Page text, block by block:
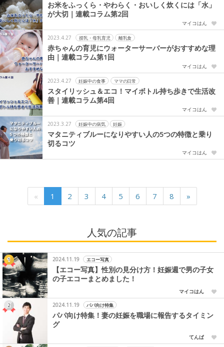
お米をふっくら・やわらく・おいしく炊くには「水」
が大切｜連載コラム第2回
マイコはん
2023.4.27 授乳・母乳育児 離乳食
赤ちゃんの育児にウォーターサーバーがおすすめな理
由｜連載コラム第1回
マイコはん
2023.4.27 妊娠中の食事 ママの日常
スタイリッシュ＆エコ！マイボトル持ち歩きで生活改
善｜連載コラム第4回
マイコはん
2023.3.27 妊娠中の病気 妊娠
マタニティブルーになりやすい人の5つの特徴と乗り
切るコツ
マイコはん
« 1 2 3 4 5 6 7 8 »
人気の記事
2024.11.19 エコー写真
【エコー写真】性別の見分け方！妊娠週で男の子女
の子エコーまとめました！
マイコはん
2024.11.19
パパ向け特集
パパ向け特集！妻の妊娠を職場に報告するタイミン
グ
てんぱ